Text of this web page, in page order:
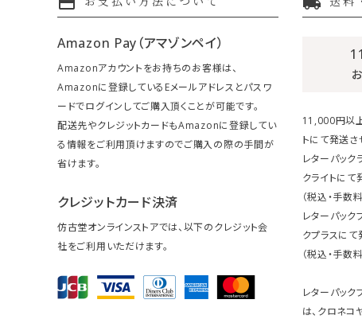
Amazon Pay（アマゾンペイ）
Amazonアカウントをお持ちのお客様は、
Amazonに登録しているEメールアドレスとパスワ
ードでログインしてご購入頂くことが可能です。
配送先やクレジットカードもAmazonに登録してい
る情報をご利用頂けますのでご購入の際の手間が
省けます。
クレジットカード決済
仿古堂オンラインストアでは、以下のクレジット会
社をご利用いただけます。
11,000円以
トにて発送さ
レターパック
クライトに
（税込・手数
レターパック
クプラスに
（税込・手数
レターパッ
は、クロネコ